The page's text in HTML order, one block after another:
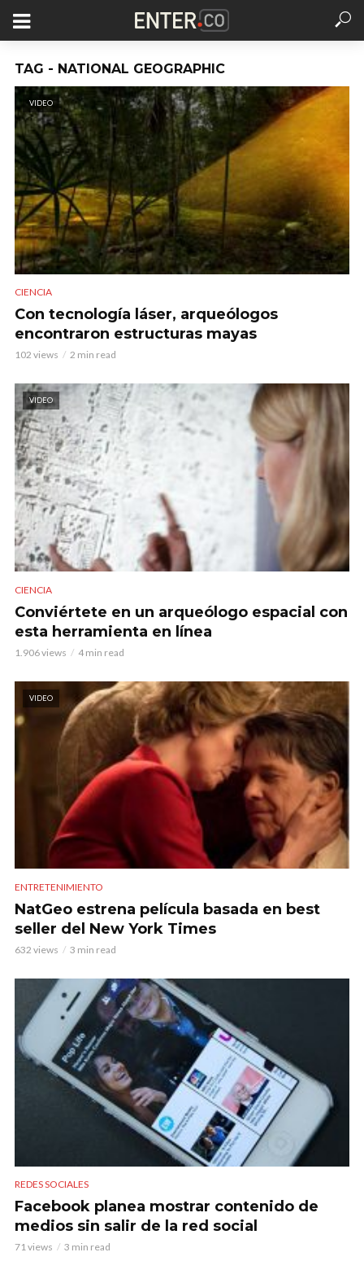
TAG - NATIONAL GEOGRAPHIC
VIDEO
CIENCIA
Con tecnología láser, arqueólogos
encontraron estructuras mayas
102 views 2 min read
VIDEO
CIENCIA
Conviértete en un arqueólogo espacial con
esta herramienta en línea
1.906 views 4 min read
VIDEO
ENTRETENIMIENTO
NatGeo estrena película basada en best
seller del New York Times
632 views 3 min read
REDES SOCIALES
Facebook planea mostrar contenido de
medios sin salir de la red social
71 views 3 min read